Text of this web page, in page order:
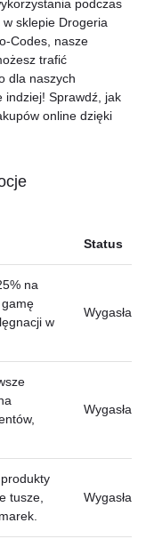
podczas
sklepie Drogeria
Codes, nasze
trafić
dla naszych
indziej! Sprawdź, jak
online dzięki
Status
na
w
Wygasła
Wygasła
tusze,
Wygasła